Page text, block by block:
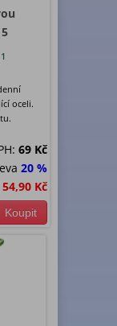
1
oceli.
69 Kč
20 %
54,90 Kč
Koupit